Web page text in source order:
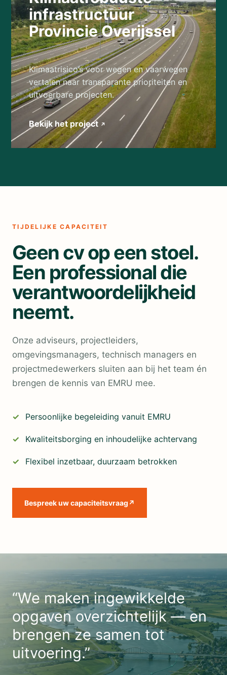
infrastructuur
Provincie Overijssel
Klimaatrisico’s voor wegen en vaarwegen
vertalen naar transparante prioriteiten en
uitvoerbare projecten.
Bekijk het project ↗
TIJDELIJKE CAPACITEIT
Geen cv op een stoel.
Een professional die
verantwoordelijkheid
neemt.
Onze adviseurs, projectleiders,
omgevingsmanagers, technisch managers en
projectmedewerkers sluiten aan bij het team én
brengen de kennis van EMRU mee.
Persoonlijke begeleiding vanuit EMRU
Kwaliteitsborging en inhoudelijke achtervang
Flexibel inzetbaar, duurzaam betrokken
Bespreek uw capaciteitsvraag↗
“We maken ingewikkelde
opgaven overzichtelijk — en
brengen ze samen tot
uitvoering.”